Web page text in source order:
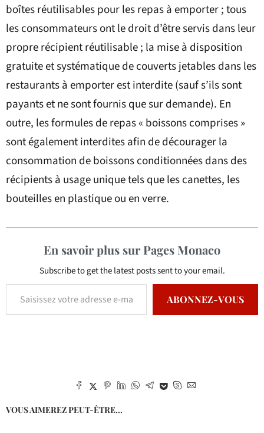
boîtes réutilisables pour les repas à emporter ; tous
les consommateurs ont le droit d’être servis dans leur
propre récipient réutilisable ; la mise à disposition
gratuite et systématique de couverts jetables dans les
restaurants à emporter est interdite (sauf s’ils sont
payants et ne sont fournis que sur demande). En
outre, les formules de repas « boissons comprises »
sont également interdites afin de décourager la
consommation de boissons conditionnées dans des
récipients à usage unique tels que les canettes, les
bouteilles en plastique ou en verre.
En savoir plus sur Pages Monaco
Subscribe to get the latest posts sent to your email.
ABONNEZ-VOUS
VOUS AIMEREZ PEUT-ÊTRE...